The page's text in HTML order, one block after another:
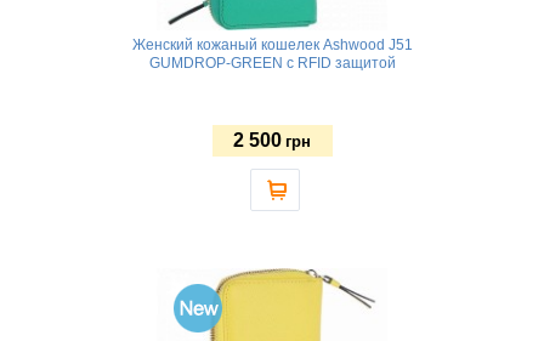
Женский кожаный кошелек Ashwood J51
GUMDROP-GREEN с RFID защитой
2 500 грн